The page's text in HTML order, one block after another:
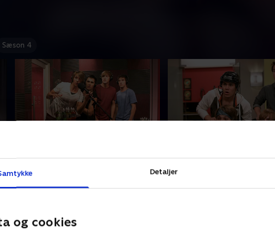
Detaljer
og cookies
Sæson 4
bedste hockeyvenner fra Minnesota.
En pladeproducer opdager dem og vil
kedelige lejlighed i Palm